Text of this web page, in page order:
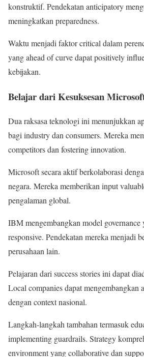
konstruktif. Pendekatan anticipatory
meningkatkan preparedness.
Waktu menjadi faktor critical dalam
yang ahead of curve dapat positively
kebijakan.
Belajar dari Kesuksesan
Dua raksasa teknologi ini menunjukkan
bagi industry dan consumers. Mereka
competitors dan fostering innovation.
Microsoft secara aktif berkolaborasi
negara. Mereka memberikan input
pengalaman global.
IBM mengembangkan model governance
responsive. Pendekatan mereka menjadi
perusahaan lain.
Pelajaran dari success stories ini dapat
Local companies dapat mengembangkan
dengan context nasional.
Langkah-langkah tambahan termasuk
implementing guardrails. Strategy
environment yang collaborative dan